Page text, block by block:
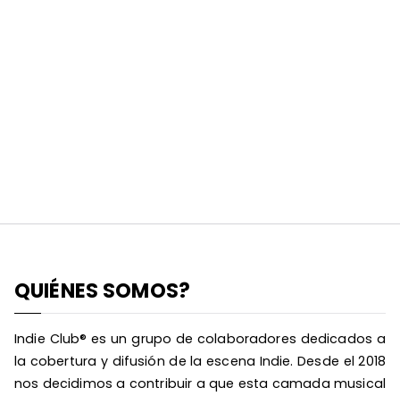
QUIÉNES SOMOS?
Indie Club® es un grupo de colaboradores dedicados a
la cobertura y difusión de la escena Indie. Desde el 2018
nos decidimos a contribuir a que esta camada musical